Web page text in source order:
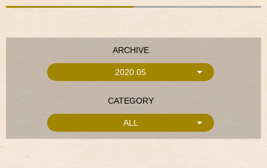
ARCHIVE
2020.05
CATEGORY
ALL